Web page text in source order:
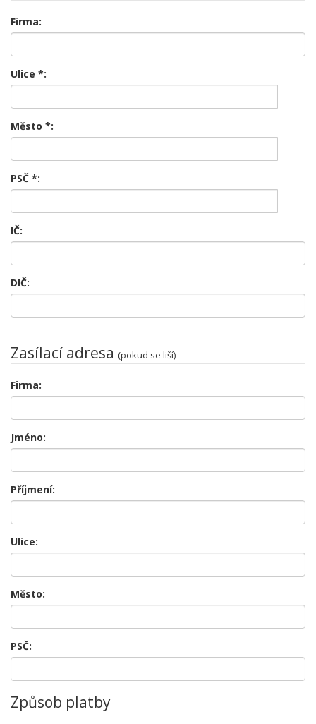
Firma:
Ulice *:
Město *:
PSČ *:
IČ:
DIČ:
Zasílací adresa (pokud se liší)
Firma:
Jméno:
Příjmení:
Ulice:
Město:
PSČ:
Způsob platby